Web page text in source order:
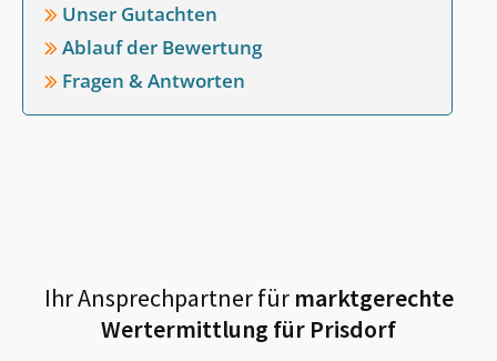
Unser Gutachten
Ablauf der Bewertung
Fragen & Antworten
Ihr Ansprechpartner fürmarktgerechte
Wertermittlung für Prisdorf